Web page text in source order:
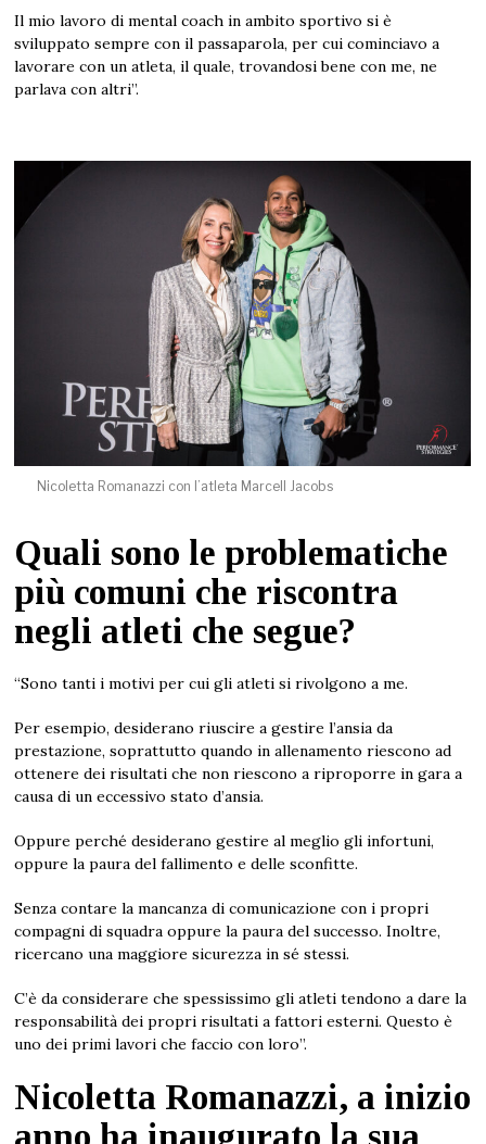
Il mio lavoro di mental coach in ambito sportivo si è
sviluppato sempre con il passaparola, per cui cominciavo a
lavorare con un atleta, il quale, trovandosi bene con me, ne
parlava con altri”.
Nicoletta Romanazzi con l’atleta Marcell Jacobs
Quali sono le problematiche
più comuni che riscontra
negli atleti che segue?
“Sono tanti i motivi per cui gli atleti si rivolgono a me.
Per esempio, desiderano riuscire a gestire l’ansia da
prestazione, soprattutto quando in allenamento riescono ad
ottenere dei risultati che non riescono a riproporre in gara a
causa di un eccessivo stato d’ansia.
Oppure perché desiderano gestire al meglio gli infortuni,
oppure la paura del fallimento e delle sconfitte.
Senza contare la mancanza di comunicazione con i propri
compagni di squadra oppure la paura del successo. Inoltre,
ricercano una maggiore sicurezza in sé stessi.
C’è da considerare che spessissimo gli atleti tendono a dare la
responsabilità dei propri risultati a fattori esterni. Questo è
uno dei primi lavori che faccio con loro”.
Nicoletta Romanazzi, a inizio